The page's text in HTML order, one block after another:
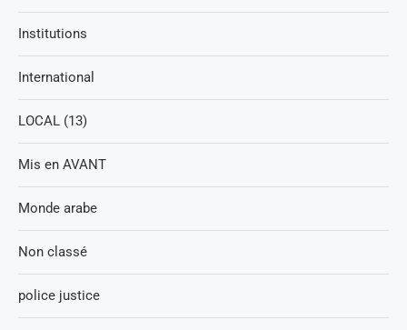
Institutions
International
LOCAL (13)
Mis en AVANT
Monde arabe
Non classé
police justice